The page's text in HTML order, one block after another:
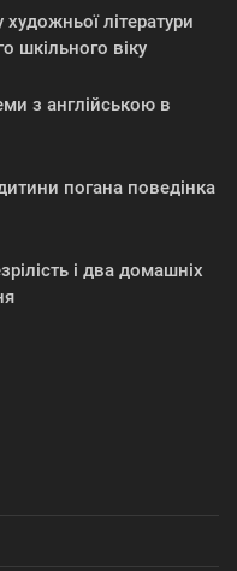
літератури
шкільного віку
з англійською в
погана поведінка
і два домашніх